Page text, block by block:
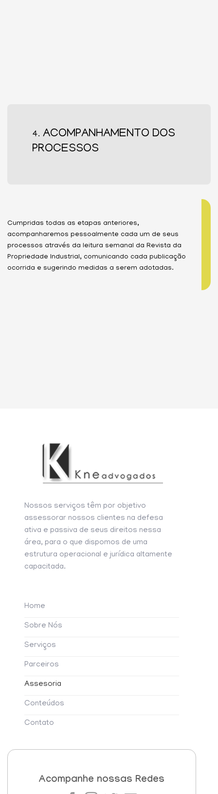
4. ACOMPANHAMENTO DOS
PROCESSOS
Cumpridas todas as etapas anteriores,
acompanharemos pessoalmente cada um de seus
processos através da leitura semanal da Revista da
Propriedade Industrial, comunicando cada publicação
ocorrida e sugerindo medidas a serem adotadas.
Nossos serviços têm por objetivo
assessorar nossos clientes na defesa
ativa e passiva de seus direitos nessa
área, para o que dispomos de uma
estrutura operacional e jurídica altamente
capacitada.
Home
Sobre Nós
Serviços
Parceiros
Assesoria
Conteúdos
Contato
Acompanhe nossas Redes